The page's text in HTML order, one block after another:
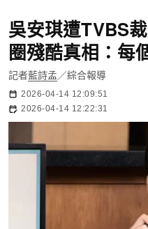
吳安琪遭TVBS
圈殘酷真相：每
記者藍詩孟 ／綜合報導
2026-04-14 12:09:51
2026-04-14 12:22:31